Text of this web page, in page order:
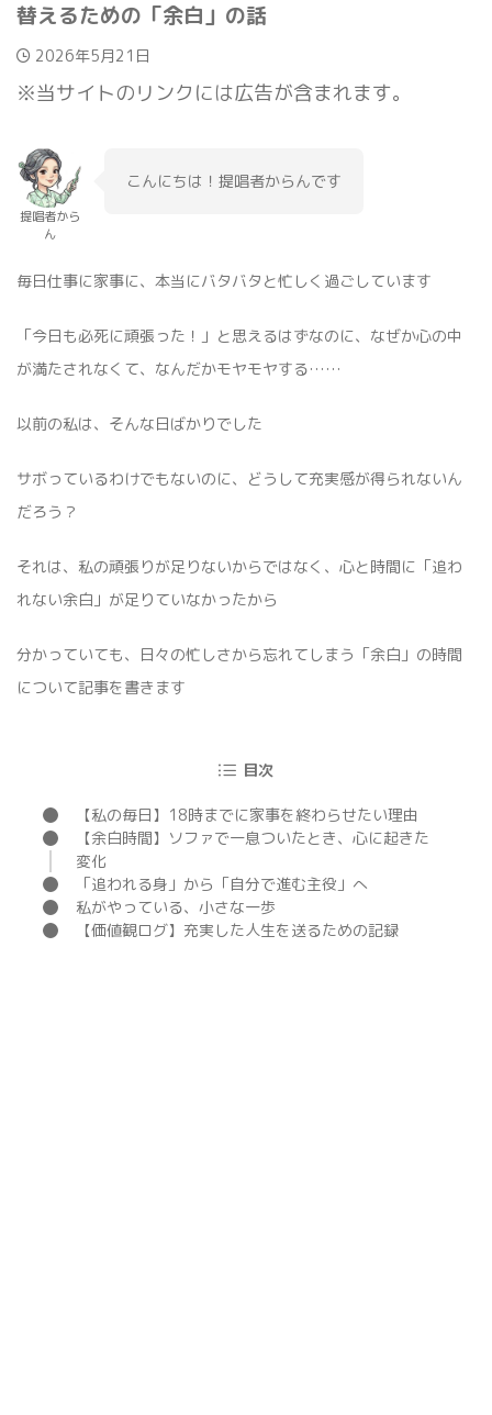
替えるための「余白」の話
2026年5月21日
※当サイトのリンクには広告が含まれます。
提唱者から
ん
こんにちは！提唱者からんです
毎日仕事に家事に、本当にバタバタと忙しく過ごしています
「今日も必死に頑張った！」と思えるはずなのに、なぜか心の中
が満たされなくて、なんだかモヤモヤする……
以前の私は、そんな日ばかりでした
サボっているわけでもないのに、どうして充実感が得られないん
だろう？
それは、私の頑張りが足りないからではなく、心と時間に「追わ
れない余白」が足りていなかったから
分かっていても、日々の忙しさから忘れてしまう「余白」の時間
について記事を書きます
目次
【私の毎日】18時までに家事を終わらせたい理由
【余白時間】ソファで一息ついたとき、心に起きた
変化
「追われる身」から「自分で進む主役」へ
私がやっている、小さな一歩
【価値観ログ】充実した人生を送るための記録